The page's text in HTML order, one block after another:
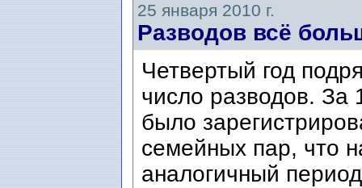
25 января 2010 г.
Разводов всё
Четвертый год
число разводов.
было
семейных пар, что
аналогичный